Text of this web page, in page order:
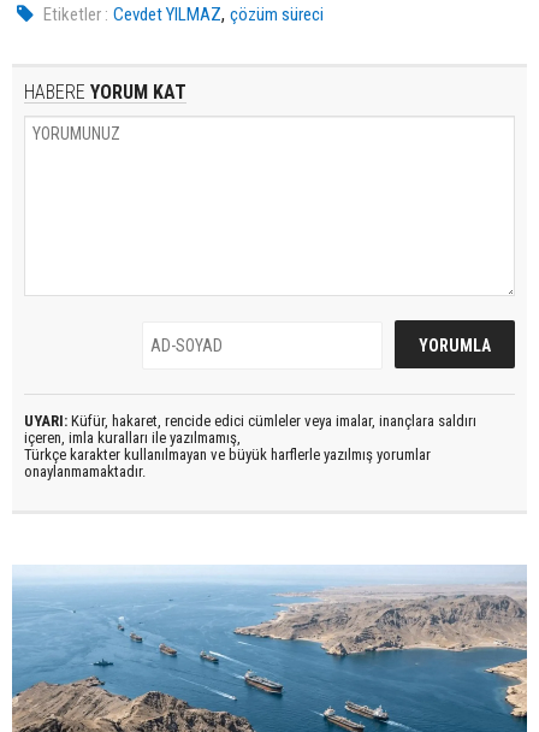
Etiketler : Cevdet YILMAZ,çözüm süreci
HABERE YORUM KAT
UYARI: Küfür, hakaret, rencide edici cümleler veya imalar, inançlara saldırı
içeren, imla kuralları ile yazılmamış,
Türkçe karakter kullanılmayan ve büyük harflerle yazılmış yorumlar
onaylanmamaktadır.